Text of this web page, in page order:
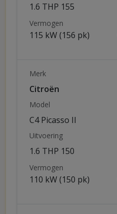
1.6 THP 155
Vermogen
115 kW (156 pk)
Merk
Citroën
Model
C4 Picasso II
Uitvoering
1.6 THP 150
Vermogen
110 kW (150 pk)